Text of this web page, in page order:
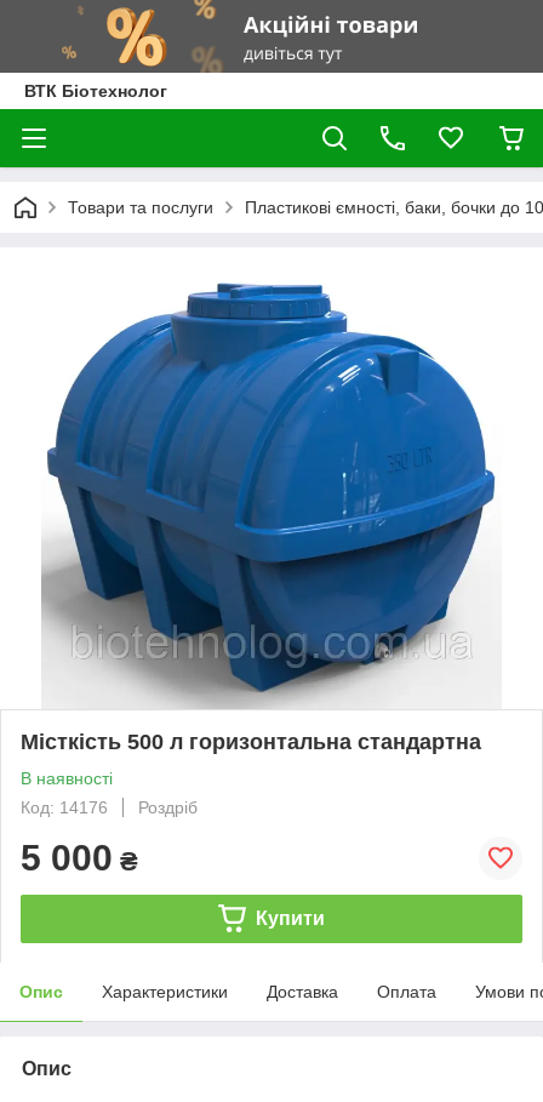
ВТК Біотехнолог
Товари та послуги Пластикові ємності, баки, бочки до
Місткість 500 л горизонтальна стандартна
В наявності
Код: 14176
Роздріб
5 000 ₴
Купити
Опис Характеристики Доставка Оплата Умови
Опис